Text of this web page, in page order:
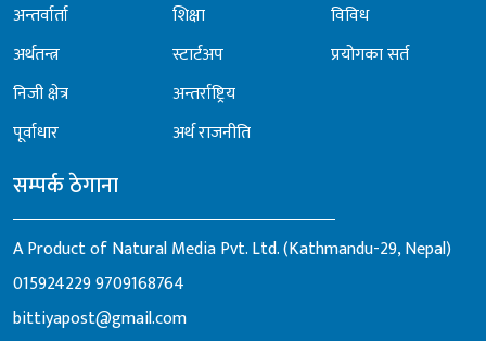
अन्तर्वार्ता
अर्थतन्त्र
निजी क्षेत्र
पूर्वाधार
शिक्षा
स्टार्टअप
अन्तर्राष्ट्रिय
अर्थ राजनीति
विविध
प्रयोगका सर्त
सम्पर्क ठेगाना
A Product of Natural Media Pvt. Ltd. (Kathmandu-29, Nepal)
0159242299709168764
bittiyapost@gmail.com